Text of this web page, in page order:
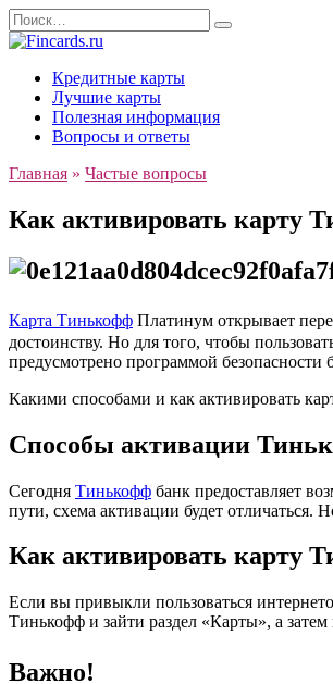
Перейти
к
Search
for:
Кредитные карты
Лучшие карты
Полезная информация
Вопросы и ответы
Главная » Частые вопросы
Как активировать карту
Карта Тинькофф Платинум открывает
достоинству. Но для того, чтобы
предусмотрено программой безопасности
Какими способами и как активировать
Способы активации
Сегодня Тинькофф банк предоставляет
пути, схема активации будет
Как активировать карту
Если вы привыкли пользоваться
Тинькофф и зайти раздел «Карты», а
Важно!